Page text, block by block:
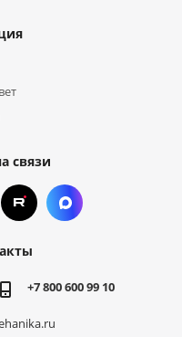
связи
+7 800 600 99 10